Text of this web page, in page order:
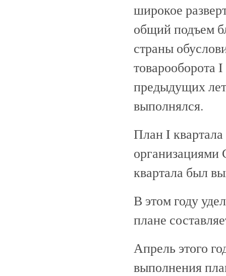
широкое
общий подъем
страны
товарооборота
предыдущих
выполнялся.
План I
организациями
квартала был
В этом году
плане
Апрель этого
выполнения